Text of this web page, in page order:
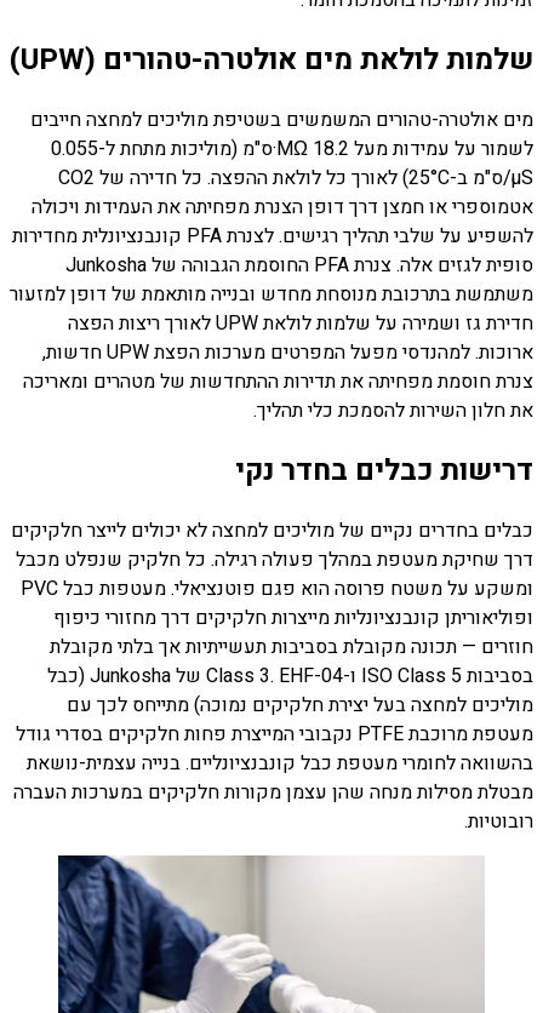
שלמות לולאת מים אולטרה-טהורים (UPW)
מים אולטרה-טהורים המשמשים בשטיפת מוליכים למחצה חייבים
לשמור על עמידות מעל 18.2 MΩ·ס"מ (מוליכות מתחת ל-0.055
µS/ס"מ ב-25°C) לאורך כל לולאת ההפצה. כל חדירה של CO2
אטמוספרי או חמצן דרך דופן הצנרת מפחיתה את העמידות ויכולה
להשפיע על שלבי תהליך רגישים. לצנרת PFA קונבנציונלית מחדירות
סופית לגזים אלה. צנרת PFA החוסמת הגבוהה של Junkosha
משתמשת בתרכובת מנוסחת מחדש ובנייה מותאמת של דופן למזעור
חדירת גז ושמירה על שלמות לולאת UPW לאורך ריצות הפצה
ארוכות. למהנדסי מפעל המפרטים מערכות הפצת UPW חדשות,
צנרת חוסמת מפחיתה את תדירות ההתחדשות של מטהרים ומאריכה
את חלון השירות להסמכת כלי תהליך.
דרישות כבלים בחדר נקי
כבלים בחדרים נקיים של מוליכים למחצה לא יכולים לייצר חלקיקים
דרך שחיקת מעטפת במהלך פעולה רגילה. כל חלקיק שנפלט מכבל
ומשקע על משטח פרוסה הוא פגם פוטנציאלי. מעטפות כבל PVC
ופוליאוריתן קונבנציונליות מייצרות חלקיקים דרך מחזורי כיפוף
חוזרים — תכונה מקובלת בסביבות תעשייתיות אך בלתי מקובלת
בסביבות ISO Class 5 ו-Class 3. EHF-04 של Junkosha (כבל
מוליכים למחצה בעל יצירת חלקיקים נמוכה) מתייחס לכך עם
מעטפת מרוכבת PTFE נקבובי המייצרת פחות חלקיקים בסדרי גודל
בהשוואה לחומרי מעטפת כבל קונבנציונליים. בנייה עצמית-נושאת
מבטלת מסילות מנחה שהן עצמן מקורות חלקיקים במערכות העברה
רובוטיות.